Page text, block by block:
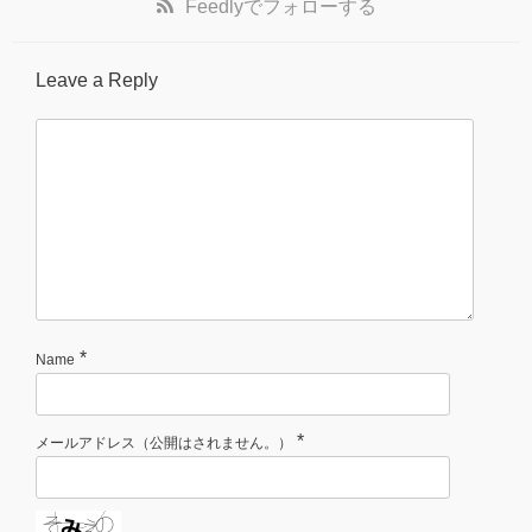
Feedlyでフォローする
Leave a Reply
Name *
メールアドレス（公開はされません。） *